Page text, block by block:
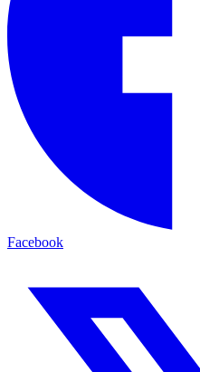
Facebook